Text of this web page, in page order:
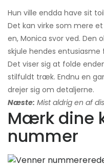
Hun ville endda have sit
Det kan virke som mere
en, Monica svor ved. Den
skjule hendes entusiasme
Det viser sig at folde
stilfuldt træk. Endnu en
drejer sig om detaljerne.
Næste: Mist aldrig en af
Mærk dine
nummer